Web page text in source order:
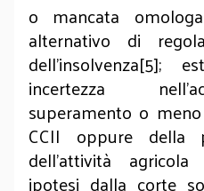
o mancata
alternativo di
dell’insolvenza[5];
incertezza
superamento o
CCII oppure della
dell’attività
ipotesi dalla corte